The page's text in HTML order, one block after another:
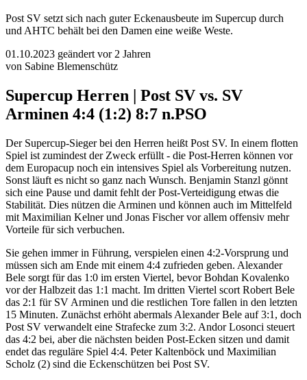
Post SV setzt sich nach guter Eckenausbeute im Supercup durch
und AHTC behält bei den Damen eine weiße Weste.
01.10.2023 geändert vor 2 Jahren
von Sabine Blemenschütz
Supercup Herren | Post SV vs. SV
Arminen 4:4 (1:2) 8:7 n.PSO
Der Supercup-Sieger bei den Herren heißt Post SV. In einem flotten
Spiel ist zumindest der Zweck erfüllt - die Post-Herren können vor
dem Europacup noch ein intensives Spiel als Vorbereitung nutzen.
Sonst läuft es nicht so ganz nach Wunsch. Benjamin Stanzl gönnt
sich eine Pause und damit fehlt der Post-Verteidigung etwas die
Stabilität. Dies nützen die Arminen und können auch im Mittelfeld
mit Maximilian Kelner und Jonas Fischer vor allem offensiv mehr
Vorteile für sich verbuchen.
Sie gehen immer in Führung, verspielen einen 4:2-Vorsprung und
müssen sich am Ende mit einem 4:4 zufrieden geben. Alexander
Bele sorgt für das 1:0 im ersten Viertel, bevor Bohdan Kovalenko
vor der Halbzeit das 1:1 macht. Im dritten Viertel scort Robert Bele
das 2:1 für SV Arminen und die restlichen Tore fallen in den letzten
15 Minuten. Zunächst erhöht abermals Alexander Bele auf 3:1, doch
Post SV verwandelt eine Strafecke zum 3:2. Andor Losonci steuert
das 4:2 bei, aber die nächsten beiden Post-Ecken sitzen und damit
endet das reguläre Spiel 4:4. Peter Kaltenböck und Maximilian
Scholz (2) sind die Eckenschützen bei Post SV.